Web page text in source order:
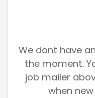
We dont have
the moment.
job mailer
when